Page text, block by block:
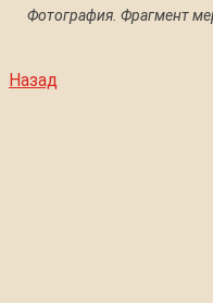
Фотография. Фрагмент
Назад